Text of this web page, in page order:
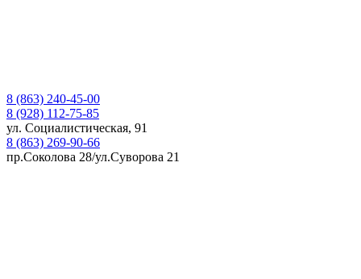
8 (863) 240-45-00
8 (928) 112-75-85
ул. Социалистическая, 91
8 (863) 269-90-66
пр.Соколова 28/ул.Суворова 21